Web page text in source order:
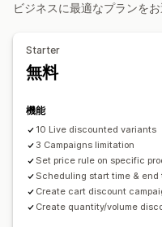
リワード
定期購入 期間限
ポップアップ
一括編集
オートメーション ターゲテ
絞り込み レポート 分析
フラッシュセール スケジュ
レポート
ビジネスに最適なプランをお
Starter
無料
機能
10 Live discounted variants
3 Campaigns limitation
Set price rule on specific
Scheduling start time & end
Create cart discount
Create quantity/volume